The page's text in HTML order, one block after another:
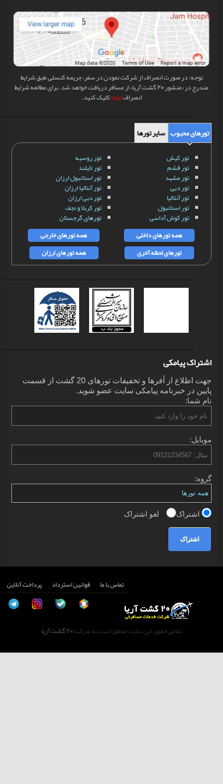
توجه: در صورت انصراف از شرکت نمودن در سفر، جریمه کنسلی طبق شرایط
مندرج در «منشور 20 گشت آریا» از مسافر دریافت خواهد شد. برای مطالعه شرایط
انصرافاینجاکلیک کنید.
تورهای محبوب سایر تورها
تور کیش
تور قشم
تور مشهد
تور دبی
تور آنتالیا
تور استانبول
تور کوش آداسی
تور روسیه
تور تایلند
تور استانبول ارزان
تور آنتالیا ارزان
تور دبی ارزان
تور کربلا و نجف
تورهای گرجستان
همه تورهای داخلی
همه تورهای خارجی
تورهای لحظه آخری
همه تورهای ارزان
اشتراک پیامکی
جهت اطلاع از آفرها و تخفیفات تورهای 20 گشت از قسمت
پایین در خبرنامه پیامکی سایت عضو شوید.
نام شما:
موبایل:
گروه:
اشتراک لغو اشتراک
اشتراک
تماس با ما قوانین استرداد پرداخت آنلاین
تمامی حقوق این سایت متعلق است به شرکت20 گشت آریا